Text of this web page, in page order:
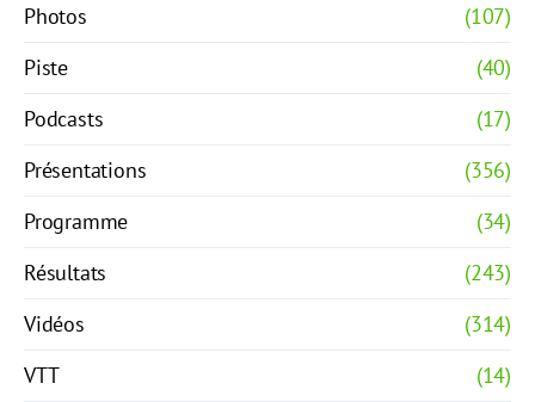
Photos
(107)
Piste
(40)
Podcasts
(17)
Présentations
(356)
Programme
(34)
Résultats
(243)
Vidéos
(314)
VTT
(14)